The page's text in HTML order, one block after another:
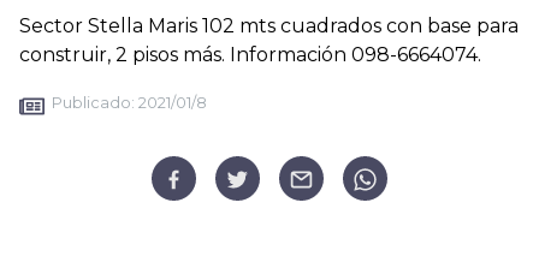
Sector Stella Maris 102 mts cuadrados con base para
construir, 2 pisos más. Información 098-6664074.
Publicado: 2021/01/8